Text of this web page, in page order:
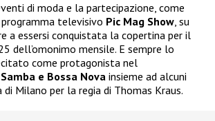
di moda e la partecipazione, come
televisivo Pic Mag Show, su
a essersi conquistata la copertina per il
dell’omonimo mensile. E sempre lo
come protagonista nel
e Bossa Nova insieme ad alcuni
Milano per la regia di Thomas Kraus.